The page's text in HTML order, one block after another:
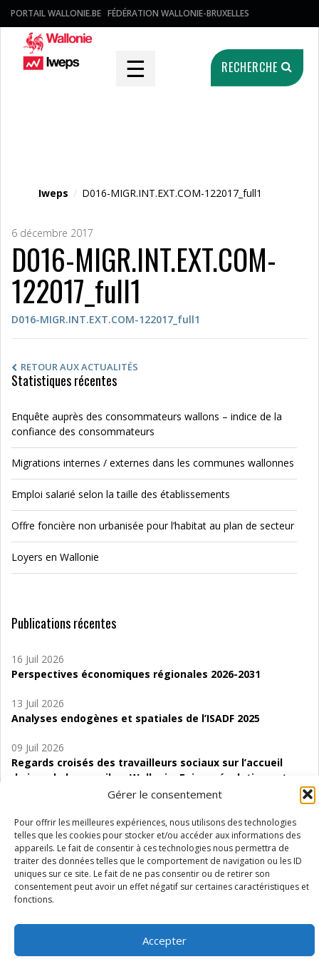
Gérer le consentement
Pour offrir les meilleures expériences, nous utilisons des technologies
telles que les cookies pour stocker et/ou accéder aux informations des
appareils. Le fait de consentir à ces technologies nous permettra de
traiter des données telles que le comportement de navigation ou les ID
uniques sur ce site. Le fait de ne pas consentir ou de retirer son
consentement peut avoir un effet négatif sur certaines caractéristiques et
fonctions.
Accepter
PORTAIL WALLONIE.BE FÉDÉRATION WALLONIE-BRUXELLES
☰ RECHERCHE
Iweps / D016-MIGR.INT.EXT.COM-122017_full1
6 décembre 2017
D016-MIGR.INT.EXT.COM-
122017_full1
D016-MIGR.INT.EXT.COM-122017_full1
RETOUR AUX ACTUALITÉS
Statistiques récentes
Enquête auprès des consommateurs wallons – indice de la
confiance des consommateurs
Migrations internes / externes dans les communes wallonnes
Emploi salarié selon la taille des établissements
Offre foncière non urbanisée pour l’habitat au plan de secteur
Loyers en Wallonie
Publications récentes
16 Juil 2026
Perspectives économiques régionales 2026-2031
13 Juil 2026
Analyses endogènes et spatiales de l’ISADF 2025
09 Juil 2026
Regards croisés des travailleurs sociaux sur l’accueil
de jour de bas seuil en Wallonie. Enjeux, évolutions et
06 Juil 2026
Étude d’évaluabilité des Structures
d’accompagnement à l’autocréation d’emploi (SAACE)
01 Juil 2026
Pénurie du personnel infirmier :quels indicateurs
Wallonie ?